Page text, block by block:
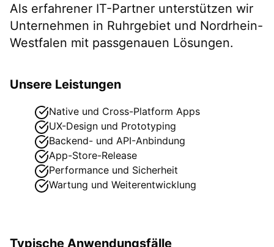
Als erfahrener IT-Partner unterstützen wir
Unternehmen in Ruhrgebiet und Nordrhein-
Westfalen mit passgenauen Lösungen.
Unsere Leistungen
Native und Cross-Platform Apps
UX-Design und Prototyping
Backend- und API-Anbindung
App-Store-Release
Performance und Sicherheit
Wartung und Weiterentwicklung
Typische Anwendungsfälle